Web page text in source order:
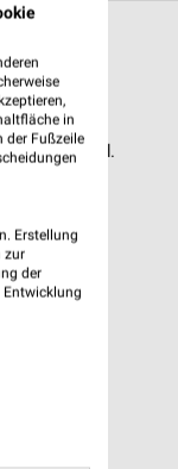
& Android.
in
der Fußzeile
Erstellung
zur
der
Entwicklung